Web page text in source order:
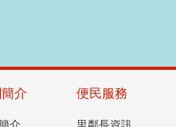
介 便民服務